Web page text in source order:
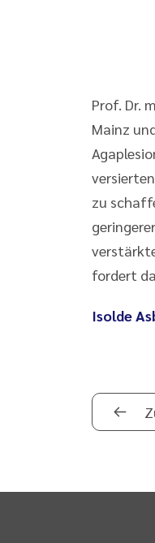
Prof. Dr.
Mainz
zu
fordert
Isolde